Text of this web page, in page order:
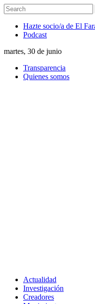
Hazte socio/a de El
Podcast
martes, 30 de junio
Transparencia
Quienes somos
Actualidad
Investigación
Creadores